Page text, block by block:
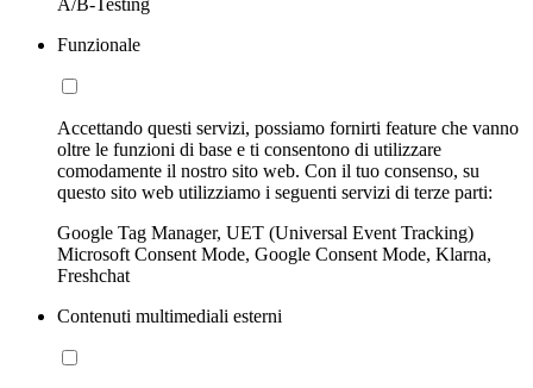
A/B-Testing
Funzionale
Accettando questi servizi, possiamo fornirti feature che vanno
oltre le funzioni di base e ti consentono di utilizzare
comodamente il nostro sito web. Con il tuo consenso, su
questo sito web utilizziamo i seguenti servizi di terze parti:
Google Tag Manager, UET (Universal Event Tracking)
Microsoft Consent Mode, Google Consent Mode, Klarna,
Freshchat
Contenuti multimediali esterni